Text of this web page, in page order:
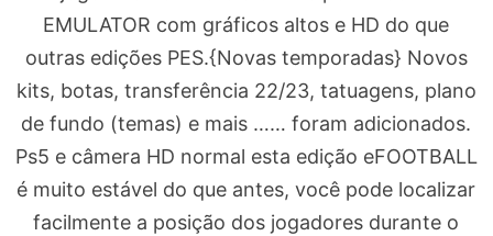
EMULATOR com gráficos altos e HD do que
outras edições PES.{Novas temporadas} Novos
kits, botas, transferência 22/23, tatuagens, plano
de fundo (temas) e mais …… foram adicionados.
Ps5 e câmera HD normal esta edição eFOOTBALL
é muito estável do que antes, você pode localizar
facilmente a posição dos jogadores durante o